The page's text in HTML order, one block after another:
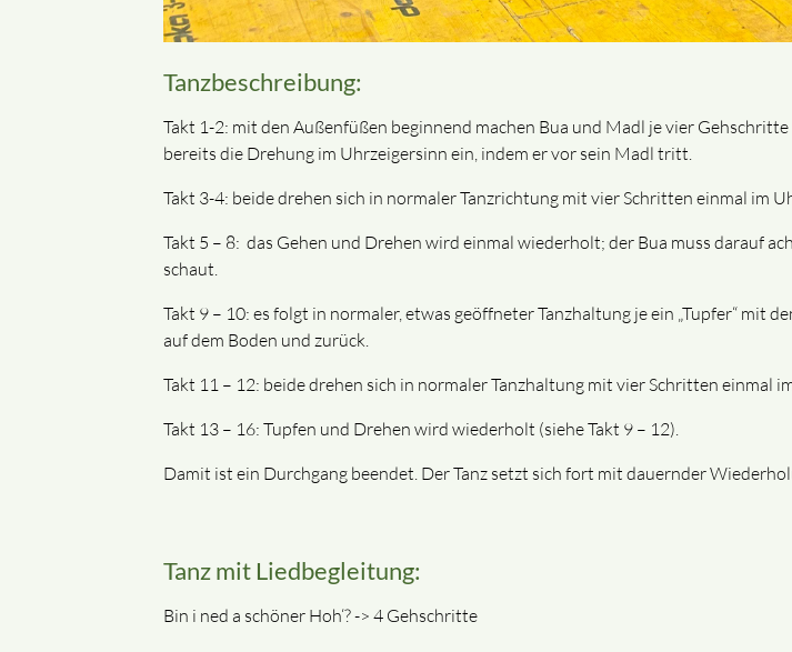
Tanzbeschreibung:
Takt 1-2: mit den Außenfüßen beginnend machen Bua und Madl je vier
bereits die Drehung im Uhrzeigersinn ein, indem er vor sein Madl tritt.
Takt 3-4: beide drehen sich in normaler Tanzrichtung mit vier Schritten einmal im
Takt 5 – 8: das Gehen und Drehen wird einmal wiederholt; der Bua muss darauf
schaut.
Takt 9 – 10: es folgt in normaler, etwas geöffneter Tanzhaltung je ein „Tupfer“ mit
auf dem Boden und zurück.
Takt 11 – 12: beide drehen sich in normaler Tanzhaltung mit vier Schritten einmal
Takt 13 – 16: Tupfen und Drehen wird wiederholt (siehe Takt 9 – 12).
Damit ist ein Durchgang beendet. Der Tanz setzt sich fort mit dauernder
Tanz mit Liedbegleitung:
Bin i ned a schöner Hoh‘? -> 4 Gehschritte